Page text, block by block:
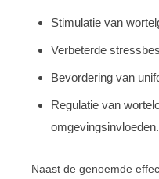
Stimulatie van
Verbeterde
Bevordering van
Regulatie van
omgevingsinvloeden.
Naast de genoemde